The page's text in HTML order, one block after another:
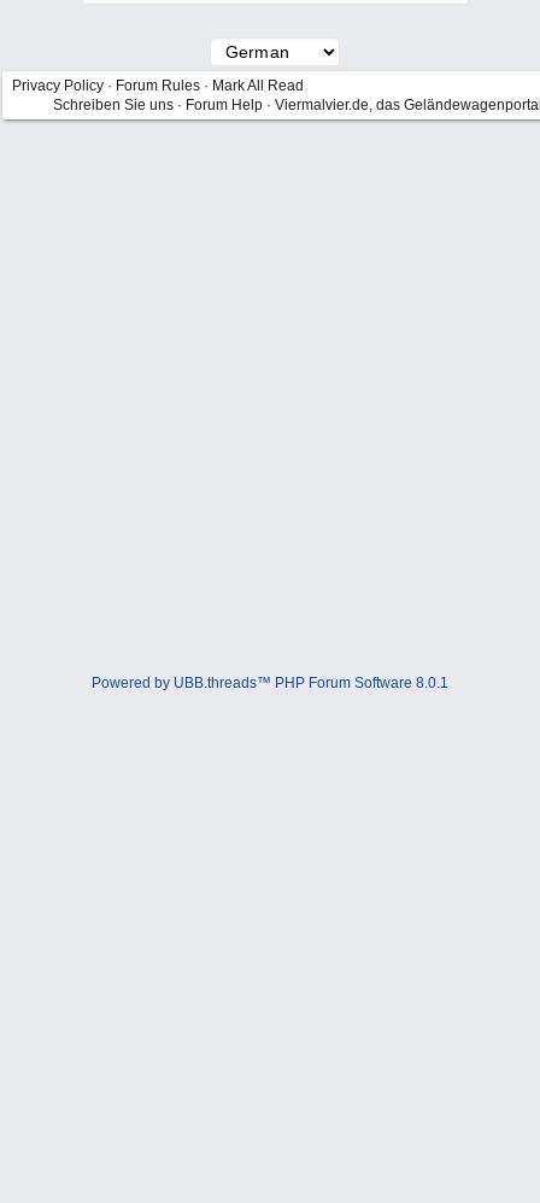
Privacy Policy · Forum Rules · Mark All Read
Schreiben Sie uns · Forum Help · Viermalvier.de, das
Powered by UBB.threads™ PHP Forum Software 8.0.1